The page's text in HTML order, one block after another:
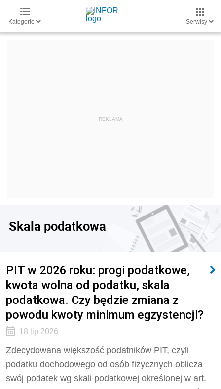
Kategorie Serwisy
Skala podatkowa
PIT w 2026 roku: progi podatkowe,
kwota wolna od podatku, skala
podatkowa. Czy będzie zmiana z
powodu kwoty minimum egzystencji?
18 lip 2026
Zdecydowana większość podatników PIT, czyli
podatku dochodowego od osób fizycznych oblicza
swój podatek wg skali podatkowej określonej w art.